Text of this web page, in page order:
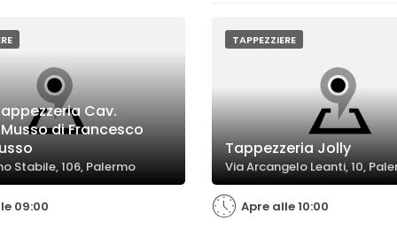
Cav.
di Francesco
Stabile, 106, Palermo
09:00
TAPPEZZIERE
Tappezzeria Jolly
Via Arcangelo Leanti, 10,
Apre alle 10:00